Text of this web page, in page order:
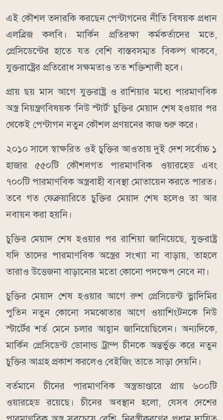
এই কৌশল তদারকি করছেন পেন্টাগনের নীতি বিষয়ক প্রধান
এলব্রিজ কলবি। মার্কিন প্রতিরক্ষা কর্মকর্তাদের মতে,
প্রেসিডেন্টের হাতে যত বেশি বাস্তবসম্মত বিকল্প থাকবে,
যুক্তরাষ্ট্রের প্রতিরোধ সক্ষমতাও তত শক্তিশালী হবে।
প্রায় ছয় মাস আগে যুক্তরাষ্ট্র ও রাশিয়ার মধ্যে পারমাণবিক
অস্ত্র নিয়ন্ত্রণবিষয়ক ‘নিউ স্টার্ট’ চুক্তির মেয়াদ শেষ হওয়ার পর
থেকেই পেন্টাগন নতুন কৌশল প্রণয়নের কাজ শুরু করে।
২০১০ সালে স্বাক্ষরিত ওই চুক্তির আওতায় দুই দেশ সর্বোচ্চ ১
হাজার ৫৫০টি কৌশলগত পারমাণবিক ওয়ারহেড এবং
৭০০টি পারমাণবিক অস্ত্রবাহী ব্যবস্থা মোতায়েন করতে পারত।
তবে গত ফেব্রুয়ারিতে চুক্তির মেয়াদ শেষ হলেও তা আর
নবায়ন করা হয়নি।
চুক্তির মেয়াদ শেষ হওয়ার পর রাশিয়া জানিয়েছে, যুক্তরাষ্ট্র
যদি তাদের পারমাণবিক অস্ত্রের সংখ্যা না বাড়ায়, তাহলে
তারাও উত্তেজনা বাড়ানোর মতো কোনো পদক্ষেপ নেবে না।
চুক্তির মেয়াদ শেষ হওয়ার আগে রুশ প্রেসিডেন্ট ভ্লাদিমির
পুতিন নতুন কোনো সমঝোতার আগে ওয়াশিংটনকে নিউ
স্টার্টের শর্ত মেনে চলার আহ্বান জানিয়েছিলেন। অন্যদিকে,
মার্কিন প্রেসিডেন্ট ডোনাল্ড ট্রাম্প চীনকে অন্তর্ভুক্ত করে নতুন
চুক্তির আগ্রহ প্রকাশ করলেও বেইজিং তাতে সাড়া দেয়নি।
বর্তমানে চীনের পারমাণবিক অস্ত্রভাণ্ডারে প্রায় ৬০০টি
ওয়ারহেড রয়েছে। চীনের অবস্থান হলো, যেসব দেশের